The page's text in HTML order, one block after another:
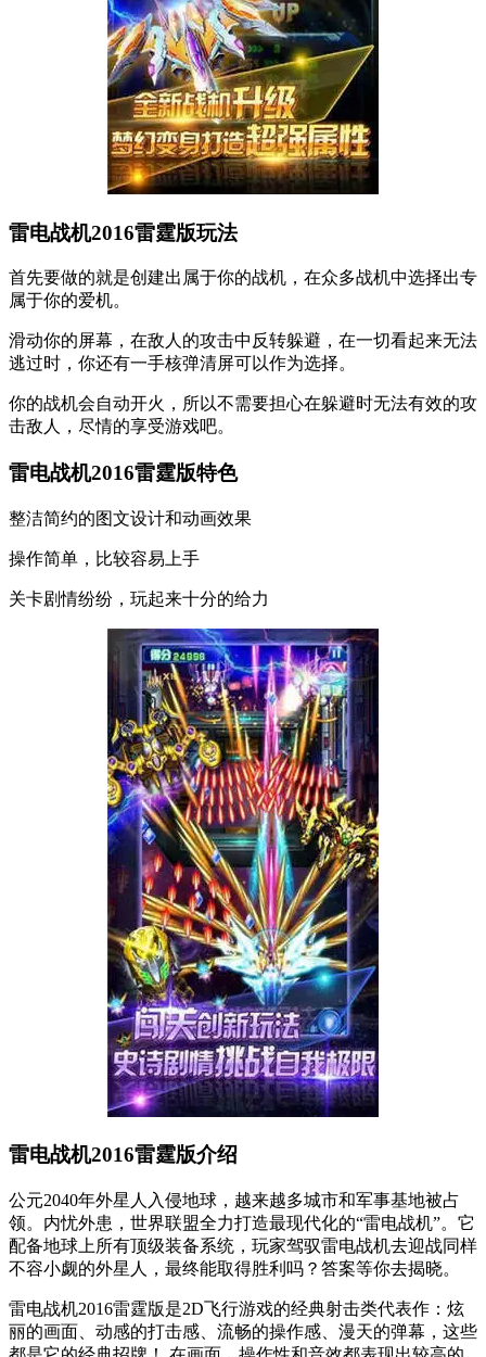
雷电战机2016雷霆版玩法
首先要做的就是创建出属于你的战机，在众多战机中选择出专
属于你的爱机。
滑动你的屏幕，在敌人的攻击中反转躲避，在一切看起来无法
逃过时，你还有一手核弹清屏可以作为选择。
你的战机会自动开火，所以不需要担心在躲避时无法有效的攻
击敌人，尽情的享受游戏吧。
雷电战机2016雷霆版特色
整洁简约的图文设计和动画效果
操作简单，比较容易上手
关卡剧情纷纷，玩起来十分的给力
雷电战机2016雷霆版介绍
公元2040年外星人入侵地球，越来越多城市和军事基地被占
领。内忧外患，世界联盟全力打造最现代化的“雷电战机”。它
配备地球上所有顶级装备系统，玩家驾驭雷电战机去迎战同样
不容小觑的外星人，最终能取得胜利吗？答案等你去揭晓。
雷电战机2016雷霆版是2D飞行游戏的经典射击类代表作：炫
丽的画面、动感的打击感、流畅的操作感、漫天的弹幕，这些